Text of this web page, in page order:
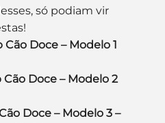
só podiam vir
Doce – Modelo 1
Doce – Modelo 2
Doce – Modelo 3 –